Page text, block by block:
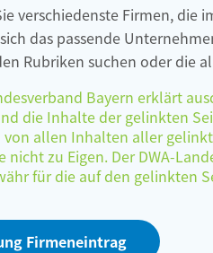
verschiedenste Firmen, die
das passende
Rubriken suchen oder die
Bayern erklärt
die Inhalte der gelinkten
allen Inhalten aller
nicht zu Eigen. Der DWA-
für die auf den gelinkten
Firmeneintrag